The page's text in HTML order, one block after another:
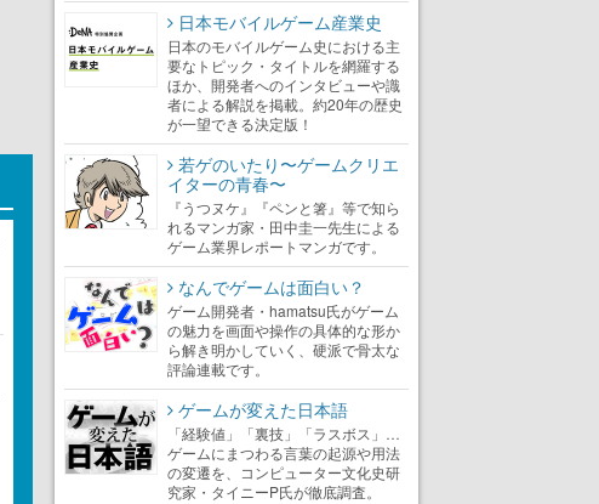
日本モバイルゲーム産業史
日本のモバイルゲーム史における主
要なトピック・タイトルを網羅する
ほか、開発者へのインタビューや識
者による解説を掲載。約20年の歴史
が一望できる決定版！
若ゲのいたり〜ゲームクリエ
イターの青春〜
『うつヌケ』『ペンと箸』等で知ら
れるマンガ家・田中圭一先生による
ゲーム業界レポートマンガです。
なんでゲームは面白い？
ゲーム開発者・hamatsu氏がゲーム
の魅力を画面や操作の具体的な形か
ら解き明かしていく、硬派で骨太な
評論連載です。
ゲームが変えた日本語
「経験値」「裏技」「ラスボス」…
ゲームにまつわる言葉の起源や用法
の変遷を、コンピューター文化史研
究家・タイニーP氏が徹底調査。